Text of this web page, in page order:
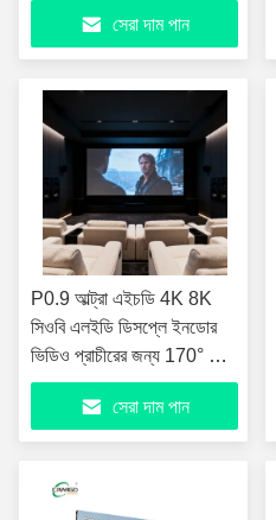
সেরা দাম পান
P0.9 আল্ট্রা এইচডি 4K 8K
সিওবি এলইডি ডিসপ্লে ইনডোর
ভিডিও প্রাচীরের জন্য 170° ভিউ
অঙ্গুল এবং 1000cd উজ্জ্বলতা
সেরা দাম পান